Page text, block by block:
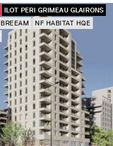
ILOT PERI GRIMEAU GLAIRONS
BREEAM
NF HABITAT HQE